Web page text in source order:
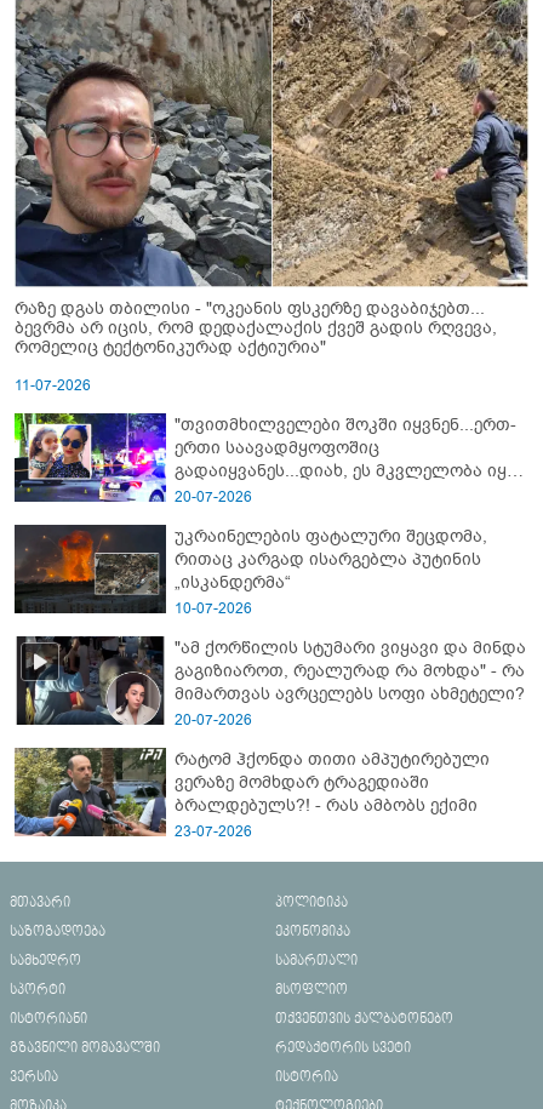
რაზე დგას თბილისი - "ოკეანის ფსკერზე დავაბიჯებთ...
ბევრმა არ იცის, რომ დედაქალაქის ქვეშ გადის რღვევა,
რომელიც ტექტონიკურად აქტიურია"
11-07-2026
"თვითმხილველები შოკში იყვნენ...ერთ-
ერთი საავადმყოფოშიც
გადაიყვანეს...დიახ, ეს მკვლელობა იყო"
- გორში დატრიალებული ტრაგედიის
20-07-2026
უკრაინელების ფატალური შეცდომა,
რითაც კარგად ისარგებლა პუტინის
„ისკანდერმა“
10-07-2026
"ამ ქორწილის სტუმარი ვიყავი და მინდა
გაგიზიაროთ, რეალურად რა მოხდა" - რა
მიმართვას ავრცელებს სოფი ახმეტელი?
20-07-2026
რატომ ჰქონდა თითი ამპუტირებული
ვერაზე მომხდარ ტრაგედიაში
ბრალდებულს?! - რას ამბობს ექიმი
23-07-2026
მთავარი
პოლიტიკა
საზოგადოება
ეკონომიკა
სამხედრო
სამართალი
სპორტი
მსოფლიო
ისტორიანი
თქვენთვის ქალბატონებო
გზავნილი მომავალში
რედაქტორის სვეტი
ვერსია
ისტორია